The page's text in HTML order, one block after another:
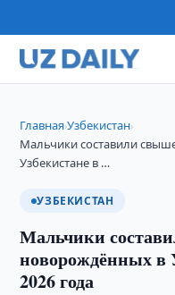
Главная›Узбекистан›
Мальчики составили
Узбекистане в …
УЗБЕКИСТАН
Мальчики
новорождённых в
2026 года